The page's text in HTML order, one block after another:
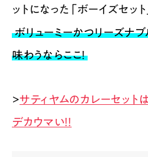
ットになった「ボーイズセット
ボリューミーかつリーズナ
味わうならここ！​
>サティヤムのカレーセット
デカウマい！！